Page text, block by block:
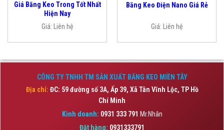
Giá Băng Keo Trong Tốt Nhất
Hiện Nay
Giá: Liên hệ
Băng Keo Điện Nano Giá Rẻ
Giá: Liên hệ
CÔNG TY TNHH TM SẢN XUẤT BĂNG KEO MIỀN TÂY
Địa chỉ: ĐC: 59 đường số 3A, Ấp 39, Xã Tân Vĩnh Lộc, TP Hồ
Chí Minh
Kinh doanh: 0931 333 791 Mr.Nhân
Đặt hàng: 0931333791